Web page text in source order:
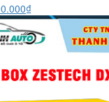
₫Giá
hiện
tại